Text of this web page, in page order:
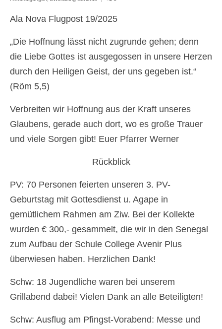
Erstkommunion
Erwachsenen-Firmung
Hochzeit
Krankensalbung
Wiedereintritt
Datenschutz
Pfarre Mannswörth
Newsfeed
Kontakt
Gottesdienste
Unsere Angebote
Kinderkirche
Ala Nova Flugpost 19/2025
„Die Hoffnung lässt nicht zugrunde gehen; denn
die Liebe Gottes ist ausgegossen in unsere Herzen
durch den Heiligen Geist, der uns gegeben ist.“
(Röm 5,5)
Verbreiten wir Hoffnung aus der Kraft unseres
Glaubens, gerade auch dort, wo es große Trauer
und viele Sorgen gibt! Euer Pfarrer Werner
Rückblick
PV: 70 Personen feierten unseren 3. PV-
Geburtstag mit Gottesdienst u. Agape in
gemütlichem Rahmen am Ziw. Bei der Kollekte
wurden € 300,- gesammelt, die wir in den Senegal
zum Aufbau der Schule College Avenir Plus
überwiesen haben. Herzlichen Dank!
Schw: 18 Jugendliche waren bei unserem
Grillabend dabei! Vielen Dank an alle Beteiligten!
Schw: Ausflug am Pfingst-Vorabend: Messe und